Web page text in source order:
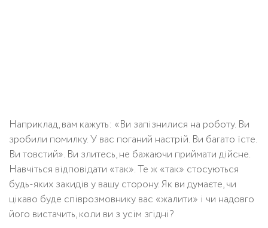
Наприклад, вам кажуть: «Ви запізнилися на роботу. Ви
зробили помилку. У вас поганий настрій. Ви багато їсте.
Ви товстий». Ви злитесь, не бажаючи приймати дійсне.
Навчіться відповідати «так». Те ж «так» стосуються
будь-яких закидів у вашу сторону. Як ви думаєте, чи
цікаво буде співрозмовнику вас «жалити» і чи надовго
його вистачить, коли ви з усім згідні?